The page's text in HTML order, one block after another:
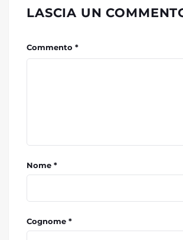
LASCIA UN
Commento *
Nome *
Cognome *